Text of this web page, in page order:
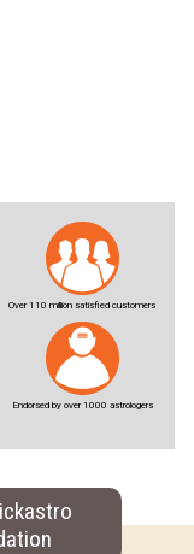
Over 110 million satisfied customers
Endorsed by over 1000 astrologers